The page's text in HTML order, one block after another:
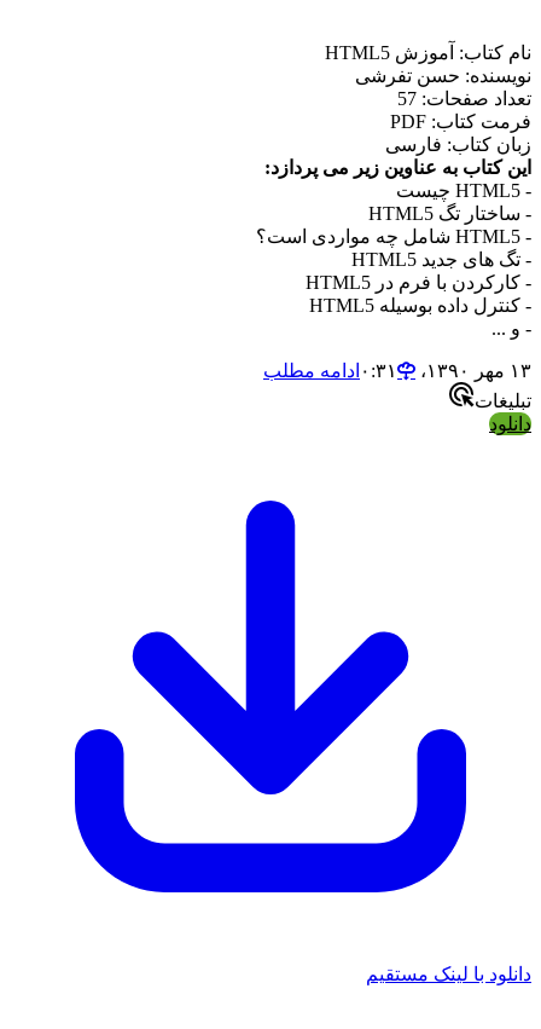
نام کتاب: آموزش HTML5
نویسنده: حسن تفرشی
تعداد صفحات: 57
فرمت کتاب: PDF
زبان کتاب: فارسی
این کتاب به عناوین زیر می پردازد:
- HTML5 چیست
- ساختار تگ HTML5
- HTML5 شامل چه مواردی است؟
- تگ های جدید HTML5
- کارکردن با فرم در HTML5
- کنترل داده بوسیله HTML5
- و ...
۱۳ مهر ۱۳۹۰،‏ ۰:۳۱
ادامه مطلب
تبلیغات
دانلود
دانلود با لینک مستقیم